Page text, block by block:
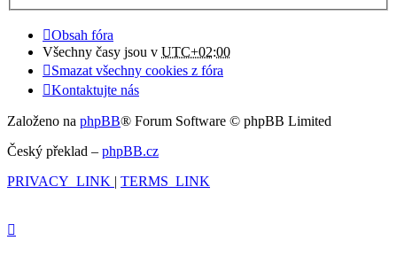
Obsah fóra
Všechny časy jsou v UTC+02:00
Smazat všechny cookies z fóra
Kontaktujte nás
Založeno na phpBB® Forum Software © phpBB Limited
Český překlad – phpBB.cz
PRIVACY_LINK | TERMS_LINK